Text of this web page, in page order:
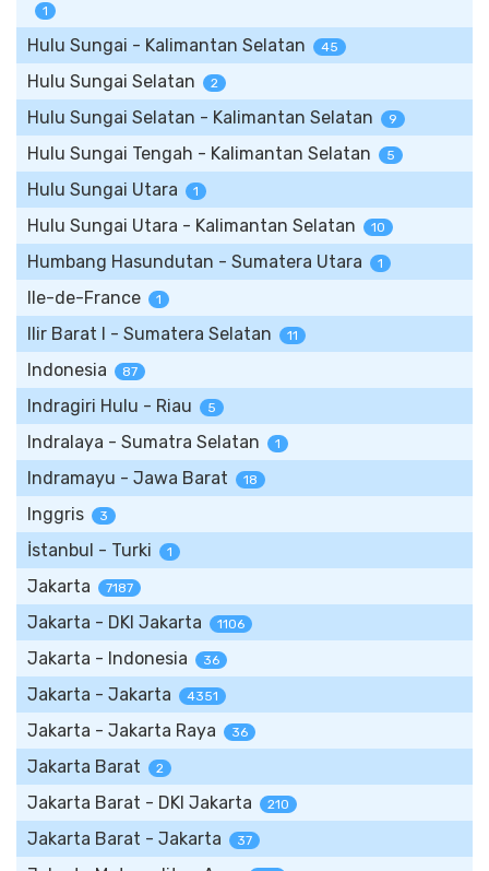
1
Hulu Sungai - Kalimantan Selatan 45
Hulu Sungai Selatan 2
Hulu Sungai Selatan - Kalimantan Selatan 9
Hulu Sungai Tengah - Kalimantan Selatan 5
Hulu Sungai Utara 1
Hulu Sungai Utara - Kalimantan Selatan 10
Humbang Hasundutan - Sumatera Utara 1
Ile-de-France 1
Ilir Barat I - Sumatera Selatan 11
Indonesia 87
Indragiri Hulu - Riau 5
Indralaya - Sumatra Selatan 1
Indramayu - Jawa Barat 18
Inggris 3
İstanbul - Turki 1
Jakarta 7187
Jakarta - DKI Jakarta 1106
Jakarta - Indonesia 36
Jakarta - Jakarta 4351
Jakarta - Jakarta Raya 36
Jakarta Barat 2
Jakarta Barat - DKI Jakarta 210
Jakarta Barat - Jakarta 37